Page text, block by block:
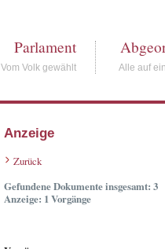
Parlament
Vom Volk gewählt Alle auf
Anzeige
Zurück
Gefundene Dokumente insgesamt: 3
Anzeige: 1 Vorgänge